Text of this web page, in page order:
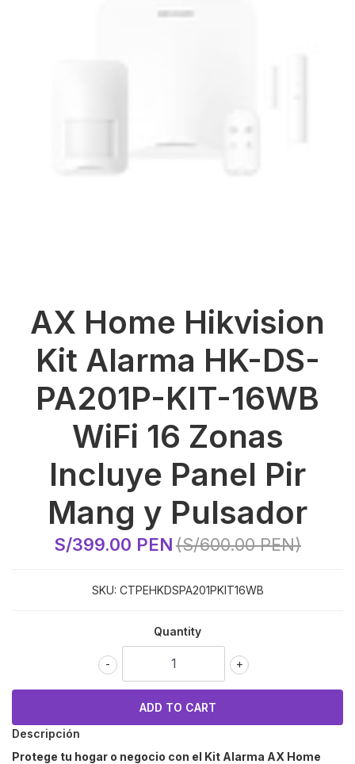
AX Home Hikvision
Kit Alarma HK-DS-
PA201P-KIT-16WB
WiFi 16 Zonas
Incluye Panel Pir
Mang y Pulsador
S/399.00 PEN(S/600.00 PEN)
SKU: CTPEHKDSPA201PKIT16WB
Quantity
+
-
Descripción
Protege tu hogar o negocio con el Kit Alarma AX Home